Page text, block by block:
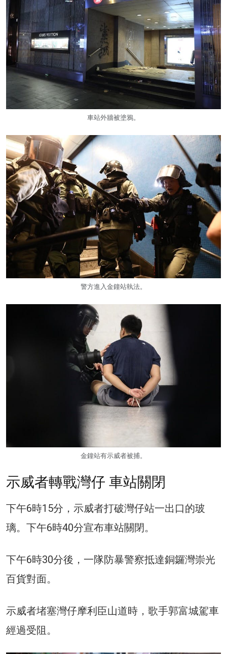
車站外牆被塗鴉。
警方進入金鐘站執法。
金鐘站有示威者被捕。
示威者轉戰灣仔 車站關閉
下午6時15分，示威者打破灣仔站一出口的玻
璃。下午6時40分宣布車站關閉。
下午6時30分後，一隊防暴警察抵達銅鑼灣崇光
百貨對面。
示威者堵塞灣仔摩利臣山道時，歌手郭富城駕車
經過受阻。